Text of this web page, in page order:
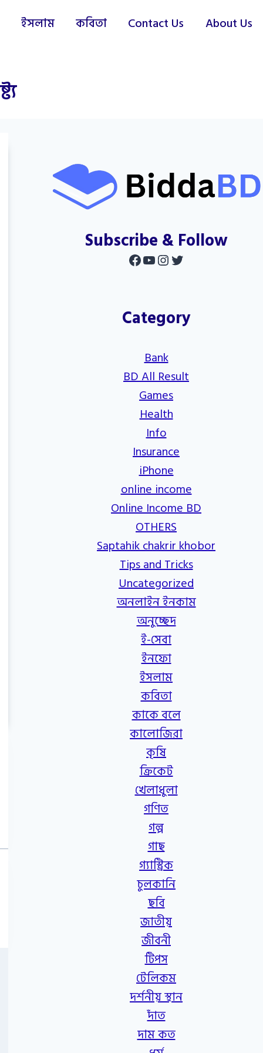
ইসলাম কবিতা Contact Us About Us
Subscribe & Follow
Facebook
YouTube
Instagram
Twitter
Category
Bank
BD All Result
Games
Health
Info
Insurance
iPhone
online income
Online Income BD
OTHERS
Saptahik chakrir khobor
Tips and Tricks
Uncategorized
অনলাইন ইনকাম
অনুচ্ছেদ
ই-সেবা
ইনফো
ইসলাম
কবিতা
কাকে বলে
কালোজিরা
কৃষি
ক্রিকেট
খেলাধুলা
গণিত
গল্প
গাছ
গ্যাস্ট্রিক
চুলকানি
ছবি
জাতীয়
জীবনী
টিপস
টেলিকম
দর্শনীয় স্থান
দাঁত
দাম কত